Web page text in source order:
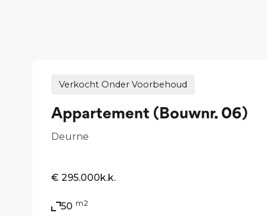
Verkocht Onder Voorbehoud
Appartement (Bouwnr. 06)
Deurne
€ 295.000k.k.
50 m2